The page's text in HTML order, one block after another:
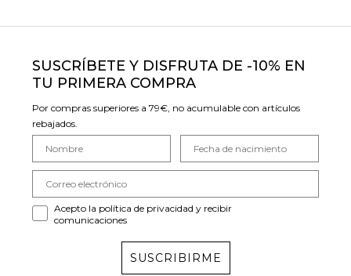
SUSCRÍBETE Y DISFRUTA DE -10% EN
TU PRIMERA COMPRA
Por compras superiores a 79€, no acumulable con artículos
rebajados.
Acepto la política de privacidad y recibir
comunicaciones
SUSCRIBIRME